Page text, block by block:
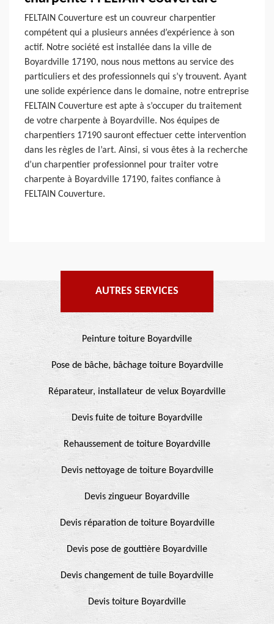
FELTAIN Couverture est un couvreur charpentier
compétent qui a plusieurs années d’expérience à son
actif. Notre société est installée dans la ville de
Boyardville 17190, nous nous mettons au service des
particuliers et des professionnels qui s’y trouvent. Ayant
une solide expérience dans le domaine, notre entreprise
FELTAIN Couverture est apte à s’occuper du traitement
de votre charpente à Boyardville. Nos équipes de
charpentiers 17190 sauront effectuer cette intervention
dans les règles de l’art. Ainsi, si vous êtes à la recherche
d’un charpentier professionnel pour traiter votre
charpente à Boyardville 17190, faites confiance à
FELTAIN Couverture.
AUTRES SERVICES
Peinture toiture Boyardville
Pose de bâche, bâchage toiture Boyardville
Réparateur, installateur de velux Boyardville
Devis fuite de toiture Boyardville
Rehaussement de toiture Boyardville
Devis nettoyage de toiture Boyardville
Devis zingueur Boyardville
Devis réparation de toiture Boyardville
Devis pose de gouttière Boyardville
Devis changement de tuile Boyardville
Devis toiture Boyardville